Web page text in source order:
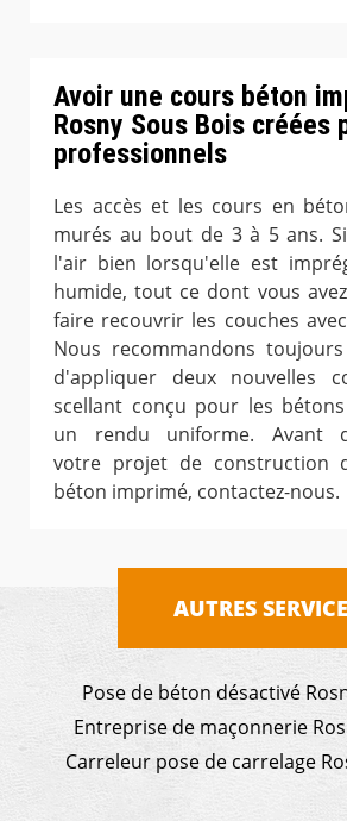
Avoir une cours béton
Rosny Sous Bois créées
professionnels
Les accès et les cours en
murés au bout de 3 à 5 ans.
l'air bien lorsqu'elle est
humide, tout ce dont vous
faire recouvrir les couches
Nous recommandons
d'appliquer deux nouvelles
scellant conçu pour les
un rendu uniforme. Avant
votre projet de construction
béton imprimé, contactez-nous.
AUTRES
Pose de béton désactivé
Entreprise de maçonnerie
Carreleur pose de carrelage